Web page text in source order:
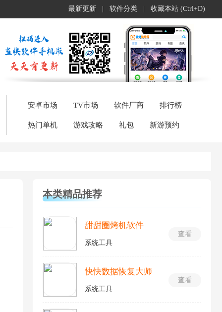
最新更新 软件分类 收藏本站 (Ctrl+D)
安卓市场 TV市场 软件厂商 排行榜
热门单机 游戏攻略 礼包 新游预约
本类精品推荐
查看
甜甜圈烤机软件
系统工具
查看
快快数据恢复大师
系统工具